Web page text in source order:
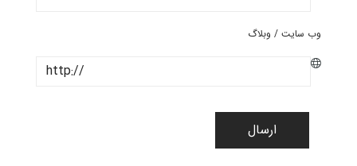
وب سایت / وبلاگ
ارسال